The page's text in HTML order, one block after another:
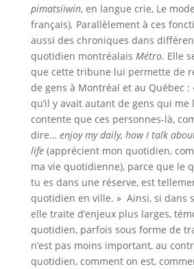
pimatsiiwin, en langue crie, Le
français). Parallèlement à ces
aussi des chroniques dans
quotidien montréalais Métro. Elle
que cette tribune lui permette de
de gens à Montréal et au Québec :
qu’il y avait autant de gens qui me
contente que ces personnes-là,
dire… enjoy my daily, how I talk
life(apprécient mon quotidien,
ma vie quotidienne), parce que le
tu es dans une réserve, est
quotidien en ville. » Ainsi, si dans
elle traite d’enjeux plus larges,
quotidien, parfois sous forme de
n’est pas moins important, au
quotidien, comment on est,